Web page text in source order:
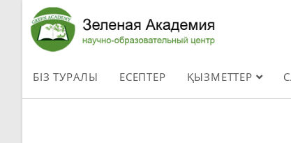
БІЗ ТУРАЛЫ ЕСЕПТЕР ҚЫЗМЕТТЕР